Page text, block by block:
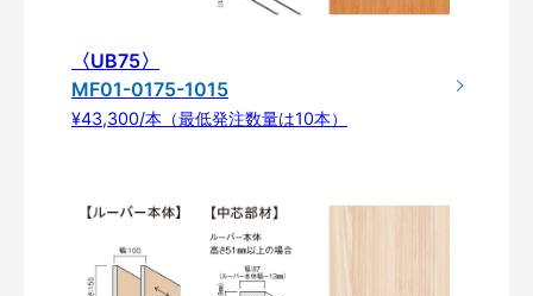
〈UB75〉
MF01-0175-1015
¥43,300/本（最低発注数量は10本）